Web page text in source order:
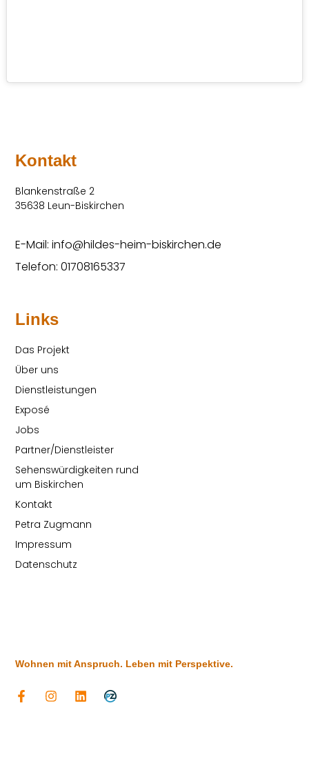
Wohnen mit Anspruch. Leben mit Perspektive.
Links
Das Projekt
Über uns
Dienstleistungen
Exposé
Jobs
Partner/Dienstleister
Sehenswürdigkeiten rund
um Biskirchen
Kontakt
Petra Zugmann
Impressum
Datenschutz
Kontakt
Blankenstraße 2
35638 Leun-Biskirchen
E-Mail: info@hildes-heim-biskirchen.de
Telefon: 01708165337